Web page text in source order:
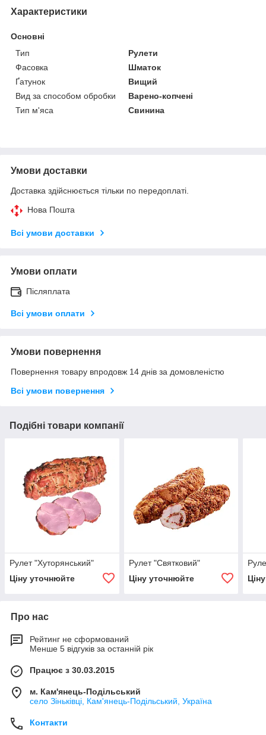
Характеристики
Основні
Тип
Рулети
Фасовка
Шматок
Ґатунок
Вищий
Вид за способом обробки
Варено-копчені
Тип м'яса
Свинина
Умови доставки
Доставка здійснюється тільки по передоплаті.
Нова Пошта
Всі умови доставки
Умови оплати
Післяплата
Всі умови оплати
Умови повернення
Повернення товару впродовж 14 днів за домовленістю
Всі умови повернення
Подібні товари компанії
Рулет "Хуторянський"
Ціну уточнюйте
Рулет "Святковий"
Ціну уточнюйте
Про нас
Рейтинг не сформований
Менше 5 відгуків за останній рік
Працює з 30.03.2015
м. Кам'янець-Подільський
село Зіньківці, Кам'янець-Подільський, Україна
Контакти